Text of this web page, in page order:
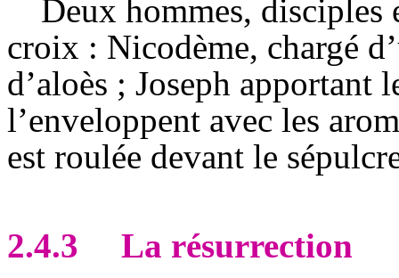
Deux hommes, disciples
croix : Nicodème, chargé
d’aloès ; Joseph
l’enveloppent avec les
est roulée devant le
2.4.3
La résurrection